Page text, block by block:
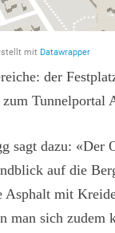
der
Tunnelportal
sagt dazu: «Der
auf die
Asphalt mit
man sich